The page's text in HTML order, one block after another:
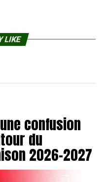
LIKE
confusion
du
2026-2027